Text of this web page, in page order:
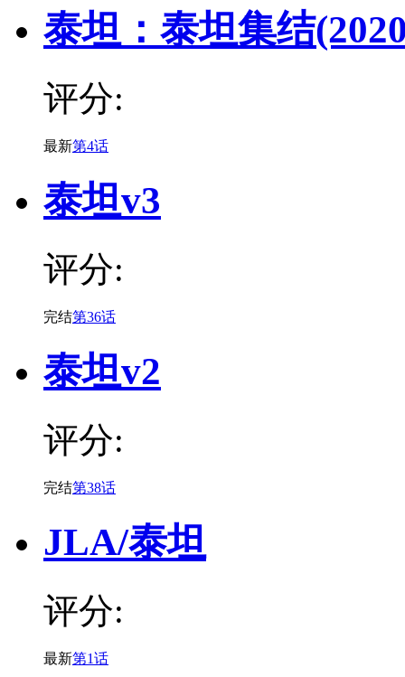
泰坦：泰坦集结
评分:
最新第4话
泰坦v3
评分:
完结第36话
泰坦v2
评分:
完结第38话
JLA/泰坦
评分:
最新第1话